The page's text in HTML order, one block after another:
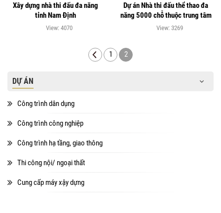
Xây dựng nhà thi đấu đa năng
tỉnh Nam Định
View: 4070
Dự án Nhà thi đấu thể thao đa
năng 5000 chỗ thuộc trung tâm
thể thao vùng Đông Bắc tại
View: 3269
1 2
DỰ ÁN
Công trình dân dụng
Công trình công nghiệp
Công trình hạ tầng, giao thông
Thi công nội/ ngoại thất
Cung cấp máy xậy dựng